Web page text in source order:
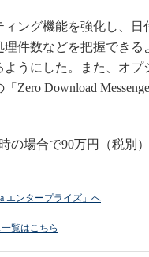
ング機能を強化し、日
件数などを把握でき
ようにした。また、オ
Zero Download
の場合で90万円（税別
エンタープライズ」へ
覧はこちら